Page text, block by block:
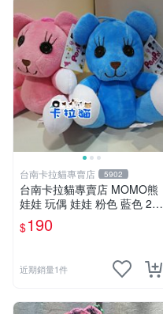
台南卡拉貓專賣店 5902
台南卡拉貓專賣店 MOMO熊
娃娃 玩偶 娃娃 粉色 藍色 2色
分售
$190
近期銷量1件